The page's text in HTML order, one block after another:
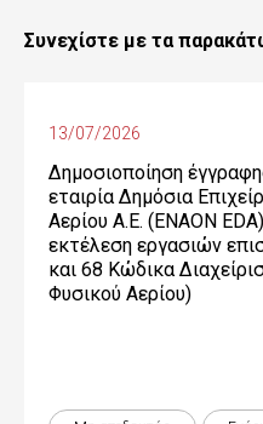
Συνεχίστε με τα
13/07/2026
Δημοσιοποίηση
εταιρία Δημόσια
Αερίου Α.Ε. (ENAON
εκτέλεση εργασιών
και 68 Κώδικα
Φυσικού Αερίου)